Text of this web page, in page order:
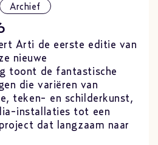
Archief
Arti de eerste editie van
nieuwe
toont de fantastische
die variëren van
teken- en schilderkunst,
installaties tot een
dat langzaam naar